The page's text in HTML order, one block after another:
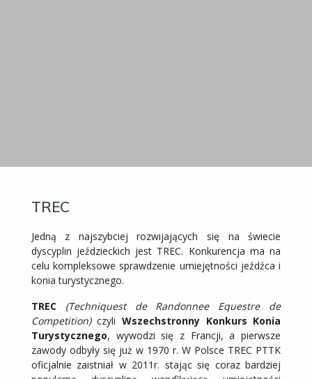
TREC
Jedną z najszybciej rozwijających się na świecie
dyscyplin jeździeckich jest TREC. Konkurencja ma na
celu kompleksowe sprawdzenie umiejętności jeźdźca i
konia turystycznego.
TREC
(Techniquest de Randonnee Equestre de
Competition)czyli Wszechstronny Konkurs Konia
Turystycznego, wywodzi się z Francji, a pierwsze
zawody odbyły się już w 1970 r. W Polsce TREC PTTK
oficjalnie zaistniał w 2011r. stając się coraz bardziej